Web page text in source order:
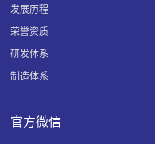
发展历程
荣誉资质
研发体系
制造体系
官方微信